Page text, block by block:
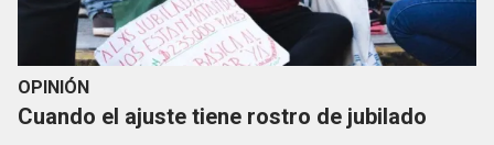
OPINIÓN
Cuando el ajuste tiene rostro de jubilado